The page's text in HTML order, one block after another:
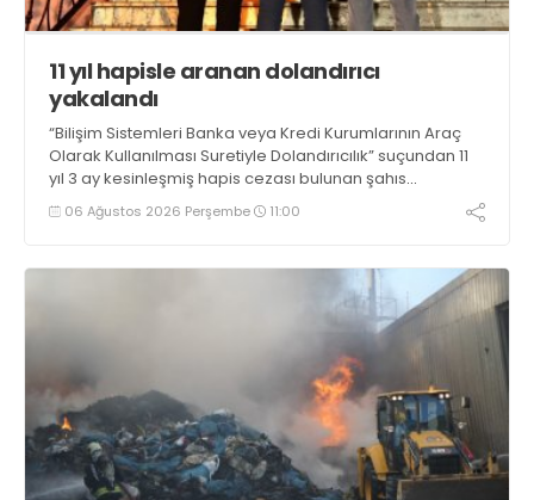
11 yıl hapisle aranan dolandırıcı
yakalandı
“Bilişim Sistemleri Banka veya Kredi Kurumlarının Araç
Olarak Kullanılması Suretiyle Dolandırıcılık” suçundan 11
yıl 3 ay kesinleşmiş hapis cezası bulunan şahıs
yakalandı
06 Ağustos 2026 Perşembe 11:00